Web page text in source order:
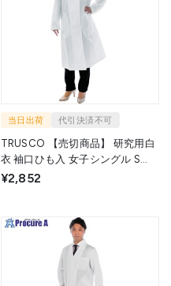
当日出荷 代引決済不可
TRUSCO 【売切商品】 研究用白
衣 袖口ひも入 女子シングル S
¥2,852